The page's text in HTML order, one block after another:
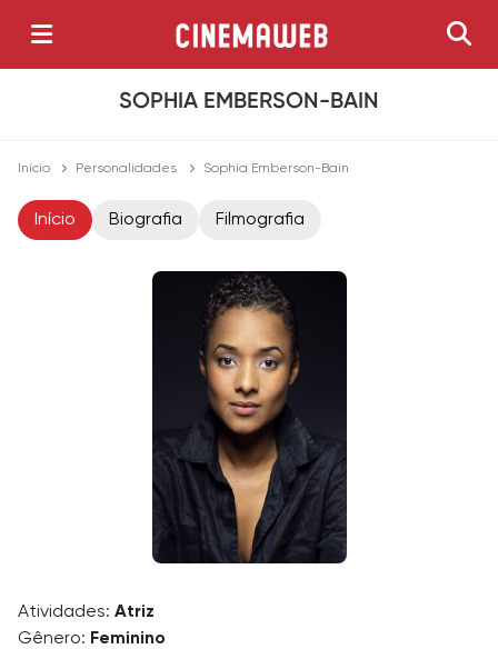
SOPHIA EMBERSON-BAIN
Início Personalidades Sophia Emberson-Bain
Início Biografia Filmografia
Atividades: Atriz
Gênero: Feminino